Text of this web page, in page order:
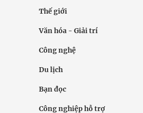
Thế giới
Văn hóa - Giải trí
Công nghệ
Du lịch
Bạn đọc
Công nghiệp hỗ trợ